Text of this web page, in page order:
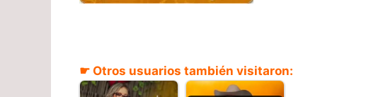
☛ Otros usuarios también visitaron: